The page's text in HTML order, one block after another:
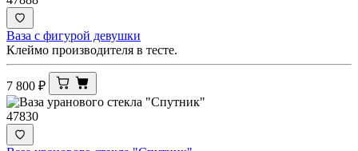
Ваза с фигурой девушки
Клеймо производителя в тесте.
7 800 ₽
47830